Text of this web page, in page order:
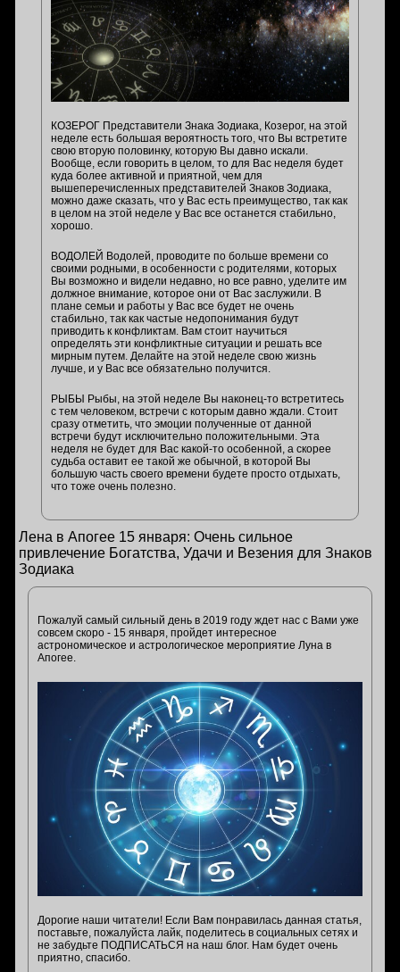
КОЗЕРОГ Представители Знака Зодиака, Козерог, на этой
неделе есть большая вероятность того, что Вы встретите
свою вторую половинку, которую Вы давно искали.
Вообще, если говорить в целом, то для Вас неделя будет
куда более активной и приятной, чем для
вышеперечисленных представителей Знаков Зодиака,
можно даже сказать, что у Вас есть преимущество, так как
в целом на этой неделе у Вас все останется стабильно,
хорошо.
ВОДОЛЕЙ Водолей, проводите по больше времени со
своими родными, в особенности с родителями, которых
Вы возможно и видели недавно, но все равно, уделите им
должное внимание, которое они от Вас заслужили. В
плане семьи и работы у Вас все будет не очень
стабильно, так как частые недопонимания будут
приводить к конфликтам. Вам стоит научиться
определять эти конфликтные ситуации и решать все
мирным путем. Делайте на этой неделе свою жизнь
лучше, и у Вас все обязательно получится.
РЫБЫ Рыбы, на этой неделе Вы наконец-то встретитесь
с тем человеком, встречи с которым давно ждали. Стоит
сразу отметить, что эмоции полученные от данной
встречи будут исключительно положительными. Эта
неделя не будет для Вас какой-то особенной, а скорее
судьба оставит ее такой же обычной, в которой Вы
большую часть своего времени будете просто отдыхать,
что тоже очень полезно.
Лена в Апогее 15 января: Очень сильное
привлечение Богатства, Удачи и Везения для Знаков
Зодиака
Пожалуй самый сильный день в 2019 году ждет нас с Вами уже
совсем скоро - 15 января, пройдет интересное
астрономическое и астрологическое мероприятие Луна в
Апогее.
Дорогие наши читатели! Если Вам понравилась данная статья,
поставьте, пожалуйста лайк, поделитесь в социальных сетях и
не забудьте ПОДПИСАТЬСЯ на наш блог. Нам будет очень
приятно, спасибо.